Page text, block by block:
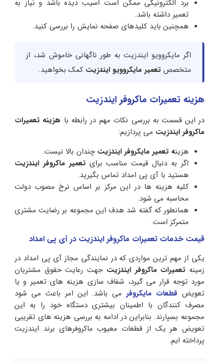
برد الکترونیکی ممکن است آسیب دیده باشد و نیاز به
تعمیر داشته باشد.
همچنین باید کلیدهای صفحه نمایش را بررسی کنید.
اگر مایکروویو ایندزیت به طور ناگهانی خاموش شد، از
متخصص تعمیر مایکروویو ایندزیت کمک بخواهید.
هزینه تعمیرات ماکروفر ایندزیت
در این قسمت به بررسی نکات مهم در رابطه با هزینه تعمیرات
ماکروفر ایندزیت می پردازیم:
هزینه تعمیر مایکروفر ایندزیت چندان بالا نیست.
اگر به دنبال قیمت مناسب برای تعمیر ماکروفر ایندزیت
هستید با آی پی امداد تماس بگیرید.
کلیه هزینه ها در این مرکز بر اساس نرخ مصوب دولت
محاسبه می شود.
همانطور که گفته شد هدف این مجموعه بر رضایت مشتری
متمرکز است.
قیمت خدمات تعمیرات ماکروفر ایندزیت در آی پی امداد
یکی از مهم ترین مواردی که در نمایندگی مجاز آی پی امداد در
زمینه تعمیرات ماکروفر ایندزیت جهت رعایت حقوق مشتریان
مورد توجه قرار می گیرد، شفاف سازی هزینه های تعمیر و یا
تعویض قطعات مایکروفرمی باشد. این امر باعث می شود
مصرف کنندگان با اطمینان بیشتری دستگاه خود را به این
مجموعه بسپارند. بنابراین در ادامه به بررسی هزینه های تقریبی
تعویض هر یک از قطعات معیوب ماکروفرهای برند ایندزیت
پرداخته ایم.